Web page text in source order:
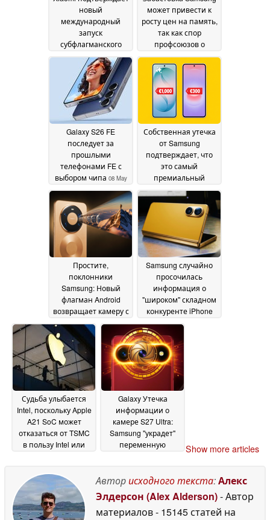
новый
международный
запуск
субфлагманского
телефона14 May 2026
может привести к
росту цен на память,
так как спор
профсоюзов о
прибылях
усиливается08 May
2026
Galaxy S26 FE
последует за
прошлыми
телефонами FE с
выбором чипа 08 May
2026
Собственная утечка
от Samsung
подтверждает, что
это самый
премиальный
бюджет Galaxy: 6
обновлений ОС, чип
Snapdragon,
современный
дизайн07 May 2026
Простите,
поклонники
Samsung: Новый
флагман Android
возвращает камеру с
10-кратным
оптическим зумом,
которую Вы
потеряли;
присоединяется к
Oppo Find X9 Ultra
May 2026
Samsung случайно
просочилась
информация о
"широком" складном
конкуренте iPhone
Ultra: Двойные
камеры, более
широкий дизайн
подтверждены?
May 2026
Судьба улыбается
Intel, поскольку Apple
A21 SoC может
отказаться от TSMC
в пользу Intel или
Galaxy Утечка
информации о
камере S27 Ultra:
Samsung "украдет"
переменную
дюймовой 200-Мп
камеры
Show more articles
Авторисходного текста:Алекс
Элдерсон (Alex Alderson)- Автор
материалов- 15145 статей на